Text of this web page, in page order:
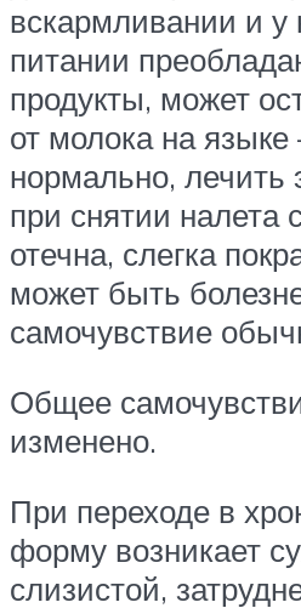
вскармливании и у
питании
продукты, может
от молока на языке
нормально, лечить
при снятии налета
отечна, слегка
может быть
самочувствие
Общее
изменено.
При переходе в
форму возникает
слизистой,